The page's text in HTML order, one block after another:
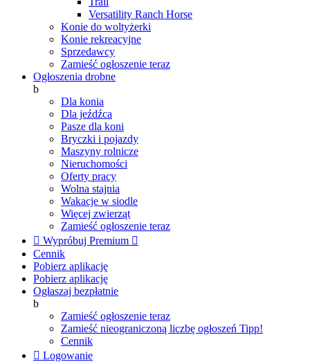
Versatility Ranch Horse
Konie do woltyżerki
Konie rekreacyjne
Sprzedawcy
Zamieść ogłoszenie teraz
Ogłoszenia drobne
b
Dla konia
Dla jeźdźca
Pasze dla koni
Bryczki i pojazdy
Maszyny rolnicze
Nieruchomości
Oferty pracy
Wolna stajnia
Wakacje w siodle
Więcej zwierząt
Zamieść ogłoszenie teraz
 Wypróbuj Premium 
Cennik
Pobierz aplikację
Pobierz aplikację
Ogłaszaj bezpłatnie
b
Zamieść ogłoszenie teraz
Zamieść nieograniczoną liczbę ogłoszeń Tipp!
Cennik
 Logowanie